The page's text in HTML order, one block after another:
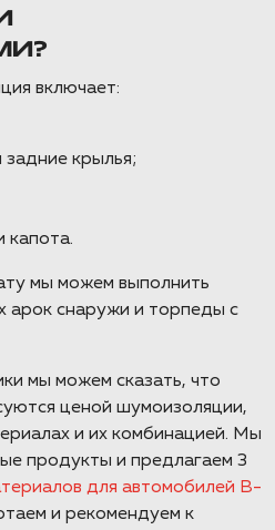
включает:
задние крылья;
капота.
мы можем выполнить
арок снаружи и торпеды с
мы можем сказать, что
ценой шумоизоляции,
и их комбинацией. Мы
продукты и предлагаем 3
для автомобилей B-
и рекомендуем к